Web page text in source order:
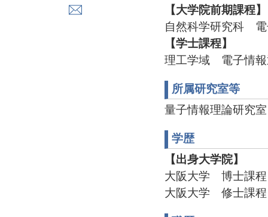
【大学院前期課程】
自然科学研究科 電
【学士課程】
理工学域 電子情報
所属研究室等
量子情報理論研究室
学歴
【出身大学院】
大阪大学 博士課
大阪大学 修士課